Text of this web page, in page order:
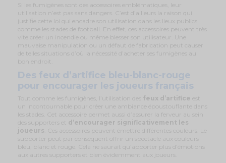
Si les fumigènes sont des accessoires emblématiques, leur
utilisation n’est pas sans dangers. C’est d’ailleurs la raison qui
justifie cette loi qui encadre son utilisation dans les lieux publics
comme les stades de football. En effet, ces accessoires peuvent très
vite créer un incendie ou même blesser son utilisateur. Une
mauvaise manipulation ou un défaut de fabrication peut causer
de telles situations d’où la nécessité d’acheter ses fumigènes au
bon endroit.
Des feux d’artifice bleu-blanc-rouge
pour encourager les joueurs français
Tout comme les fumigènes, l’utilisation des feux d’artifice est
un incontournable pour créer une ambiance époustouflante dans
les stades. Cet accessoire permet aussi d’assurer la ferveur au sein
des supporters et d’encourager significativement les
joueurs . Ces accessoires peuvent émettre différentes couleurs. Le
supporter peut par conséquent offrir un spectacle aux couleurs
bleu, blanc et rouge. Cela ne saurait qu’apporter plus d’émotions
aux autres supporters et bien évidemment aux joueurs.